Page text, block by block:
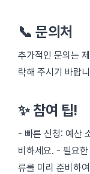
📞 문의처
추가적인 문의는
락해 주시기 바랍
✨ 참여 팁!
- 빠른 신청: 예산
비하세요. - 필요
류를 미리 준비하